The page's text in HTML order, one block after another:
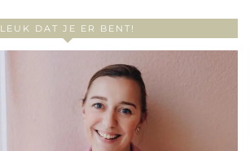
LEUK DAT JE ER BENT!